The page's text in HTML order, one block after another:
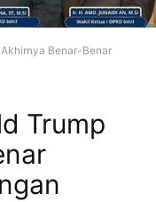
Benar-Benar
Trump